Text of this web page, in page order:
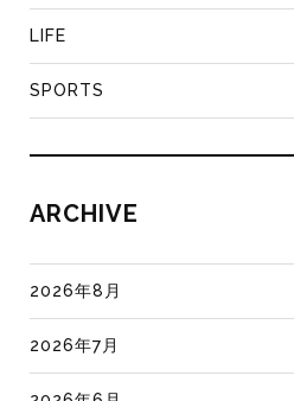
LIFE
SPORTS
ARCHIVE
2026年8月
2026年7月